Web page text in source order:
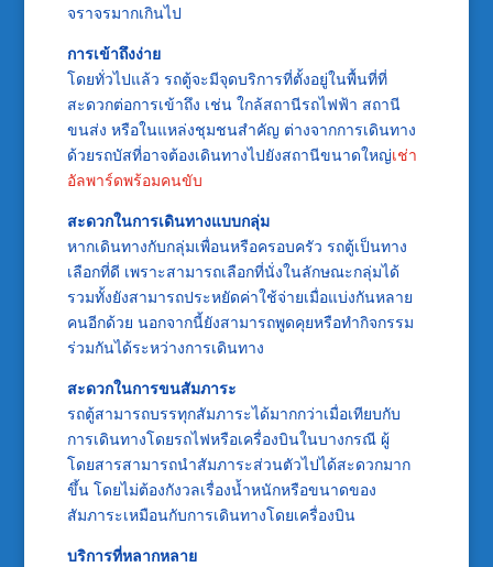
จราจรมากเกินไป
การเข้าถึงง่าย
โดยทั่วไปแล้ว รถตู้จะมีจุดบริการที่ตั้งอยู่ในพื้นที่ที่
สะดวกต่อการเข้าถึง เช่น ใกล้สถานีรถไฟฟ้า สถานี
ขนส่ง หรือในแหล่งชุมชนสำคัญ ต่างจากการเดินทาง
ด้วยรถบัสที่อาจต้องเดินทางไปยังสถานีขนาดใหญ่เช่า
อัลพาร์ดพร้อมคนขับ
สะดวกในการเดินทางแบบกลุ่ม
หากเดินทางกับกลุ่มเพื่อนหรือครอบครัว รถตู้เป็นทาง
เลือกที่ดี เพราะสามารถเลือกที่นั่งในลักษณะกลุ่มได้
รวมทั้งยังสามารถประหยัดค่าใช้จ่ายเมื่อแบ่งกันหลาย
คนอีกด้วย นอกจากนี้ยังสามารถพูดคุยหรือทำกิจกรรม
ร่วมกันได้ระหว่างการเดินทาง
สะดวกในการขนสัมภาระ
รถตู้สามารถบรรทุกสัมภาระได้มากกว่าเมื่อเทียบกับ
การเดินทางโดยรถไฟหรือเครื่องบินในบางกรณี ผู้
โดยสารสามารถนำสัมภาระส่วนตัวไปได้สะดวกมาก
ขึ้น โดยไม่ต้องกังวลเรื่องน้ำหนักหรือขนาดของ
สัมภาระเหมือนกับการเดินทางโดยเครื่องบิน
บริการที่หลากหลาย